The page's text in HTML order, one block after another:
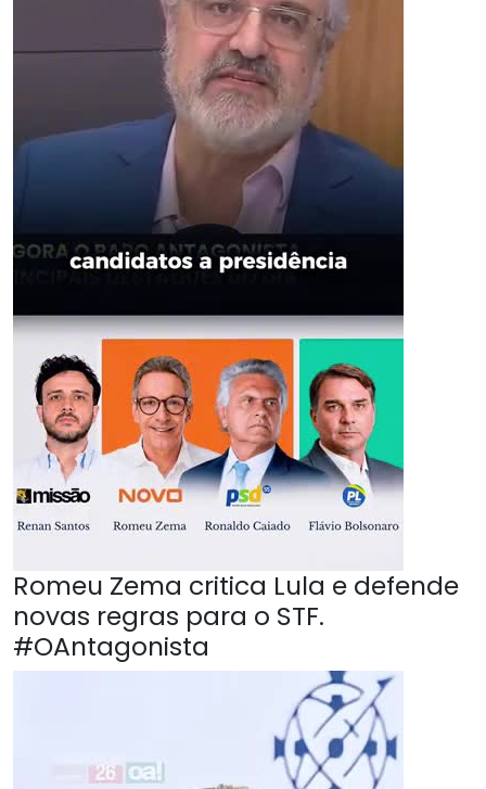
Romeu Zema critica Lula e defende
novas regras para o STF.
#OAntagonista